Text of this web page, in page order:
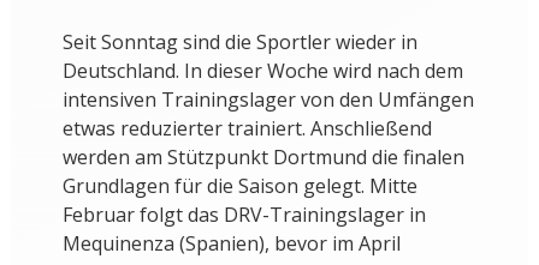
Seit Sonntag sind die Sportler wieder in
Deutschland. In dieser Woche wird nach dem
intensiven Trainingslager von den Umfängen
etwas reduzierter trainiert. Anschließend
werden am Stützpunkt Dortmund die finalen
Grundlagen für die Saison gelegt. Mitte
Februar folgt das DRV-Trainingslager in
Mequinenza (Spanien), bevor im April